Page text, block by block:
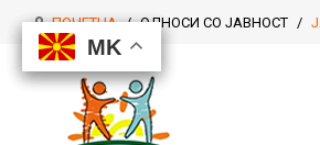
MK
MK
ПОЧЕТНА / ОДНОСИ СО ЈАВНОСТ /
MK
MK